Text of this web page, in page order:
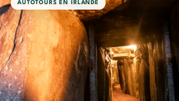
AUTOTOURS EN IRLANDE